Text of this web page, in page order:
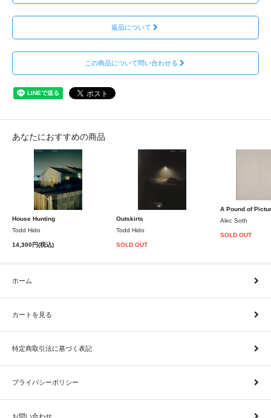
返品について
この商品について問い合わせる
あなたにおすすめの商品
House Hunting
Todd Hido
14,300円(税込)
Outskirts
Todd Hido
SOLD OUT
A Pound of
Alec Soth
SOLD OUT
ホーム
カートを見る
特定商取引法に基づく表記
プライバシーポリシー
お問い合わせ